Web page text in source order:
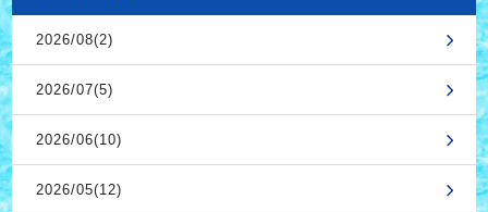
2026/08(2)
2026/07(5)
2026/06(10)
2026/05(12)